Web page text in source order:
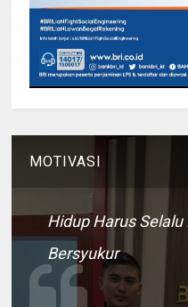
MOTIVASI
Hidup Harus
Bersyukur